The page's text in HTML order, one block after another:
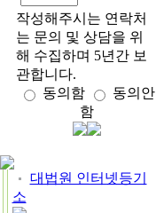
작성해주시는 연락처
는 문의 및 상담을 위
해 수집하며 5년간 보
관합니다.
동의함
동의안
함
대법원 인터넷등기
소